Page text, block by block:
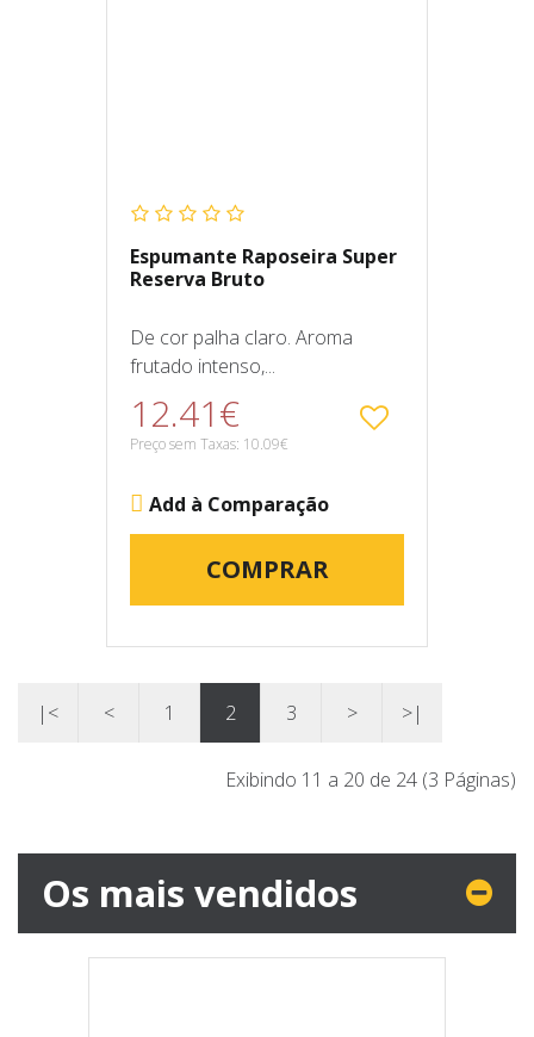
Espumante Raposeira Super
Reserva Bruto
De cor palha claro. Aroma
frutado intenso,...
12.41€
Preço sem Taxas: 10.09€
Add à Comparação
COMPRAR
|< < 1 2 3 > >|
Exibindo 11 a 20 de 24 (3 Páginas)
Os mais vendidos